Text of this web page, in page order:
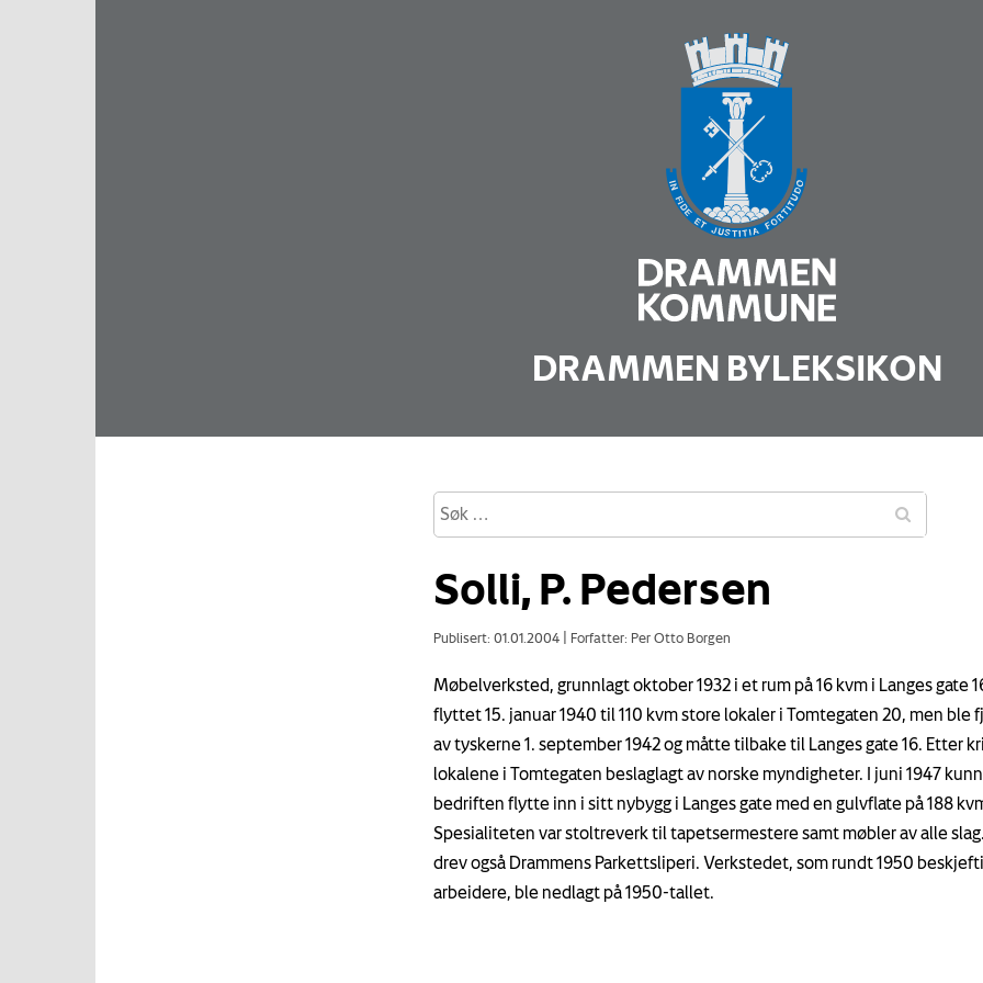
DRAMMEN BYLEKSIKON
Solli, P. Pedersen
Publisert: 01.01.2004 Forfatter: Per Otto Borgen
Møbelverksted, grunnlagt oktober 1932 i et rum på 16 kvm i Langes gate
flyttet 15. januar 1940 til 110 kvm store lokaler i Tomtegaten 20, men ble
av tyskerne 1. september 1942 og måtte tilbake til Langes gate 16. Etter
lokalene i Tomtegaten beslaglagt av norske myndigheter. I juni 1947
bedriften flytte inn i sitt nybygg i Langes gate med en gulvflate på 188
Spesialiteten var stoltreverk til tapetsermestere samt møbler av alle
drev også Drammens Parkettsliperi. Verkstedet, som rundt 1950
arbeidere, ble nedlagt på 1950-tallet.